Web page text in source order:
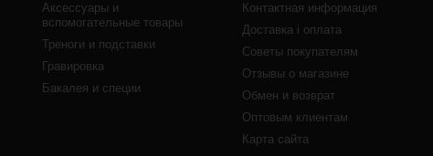
Аксессуары и
вспомогательные товары
Треноги и подставки
Гравировка
Бакалея и специи
Контактная информация
Доставка і оплата
Советы покупателям
Отзывы о магазине
Обмен и возврат
Оптовым клиентам
Карта сайта